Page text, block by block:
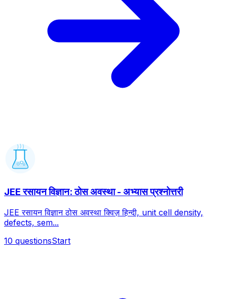
JEE रसायन विज्ञान: ठोस अवस्था - अभ्यास प्रश्नोत्तरी
JEE रसायन विज्ञान ठोस अवस्था क्विज़ हिन्दी, unit cell density,
defects, sem...
10 questionsStart